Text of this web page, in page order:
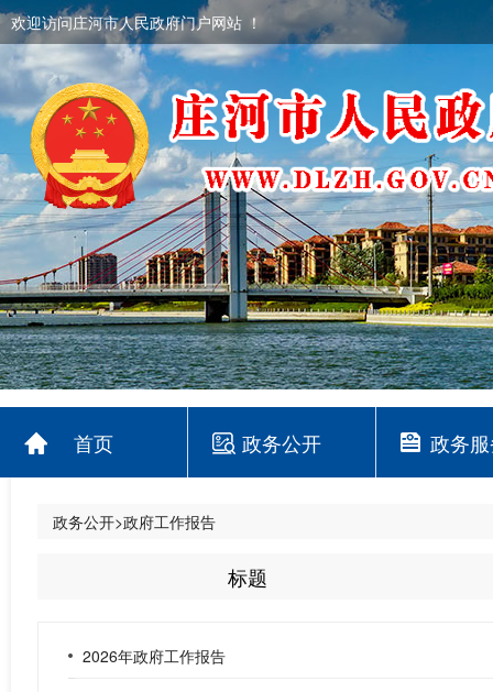
欢迎访问庄河市人民政府门户网站 ！
首页 政务公开 政务
政务公开>政府工作报告
标题
2026年政府工作报告